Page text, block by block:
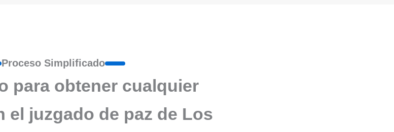
Proceso Simplificado
para obtener cualquier
el juzgado de paz de Los